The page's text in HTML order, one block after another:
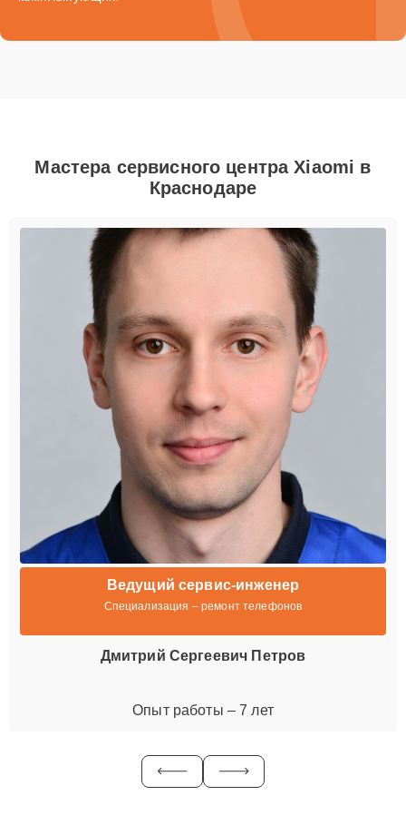
Мастера сервисного центра Xiaomi в
Краснодаре
Ведущий сервис-инженер
Специализация – ремонт телефонов
Дмитрий Сергеевич Петров
Опыт работы – 7 лет